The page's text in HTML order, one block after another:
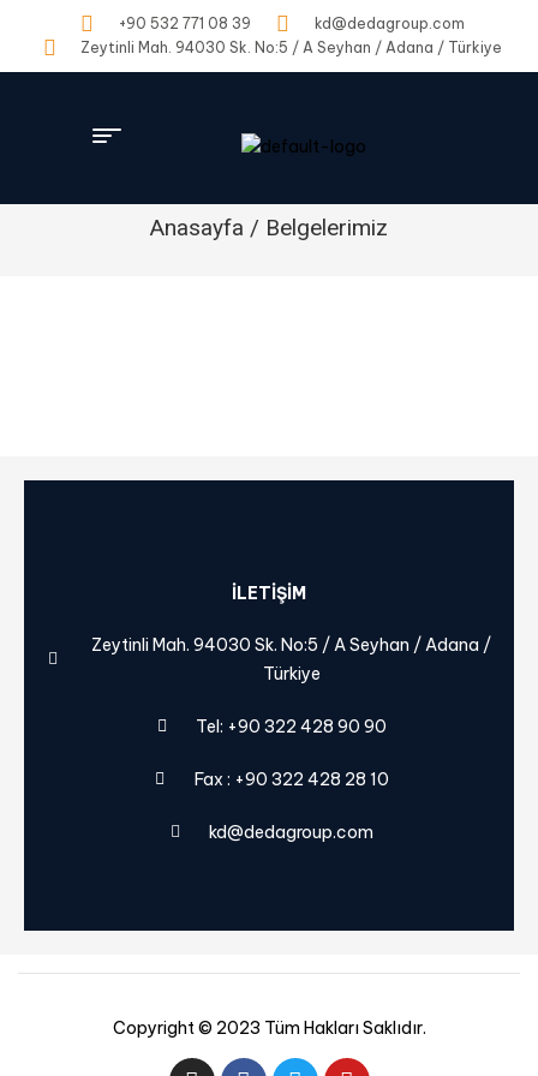
+90 532 771 08 39
kd@dedagroup.com
Zeytinli Mah. 94030 Sk. No:5 / A Seyhan / Adana / Türkiye
Anasayfa / Belgelerimiz
ILETIŞIM
Zeytinli Mah. 94030 Sk. No:5 / A Seyhan / Adana /
Türkiye
Tel: +90 322 428 90 90
Fax : +90 322 428 28 10
kd@dedagroup.com
Copyright © 2023 Tüm Hakları Saklıdır.